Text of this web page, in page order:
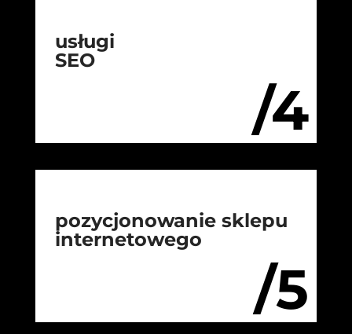
/4
usługi
SEO
/5
pozycjonowanie sklepu
internetowego